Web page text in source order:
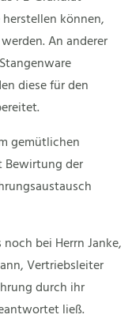
können,
An anderer
diese für den
gemütlichen
Bewirtung der
bei Herrn Janke,
Vertriebsleiter
durch ihr
ließ.